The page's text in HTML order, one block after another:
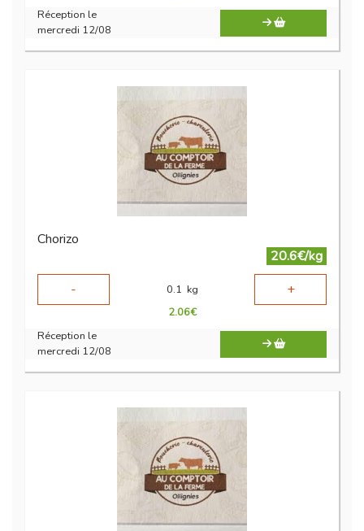
Réception le
mercredi 12/08
Chorizo
20.6€/kg
-
0.1 kg +
2.06€
Réception le
mercredi 12/08